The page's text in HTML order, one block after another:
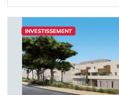
INVESTISSEMENT